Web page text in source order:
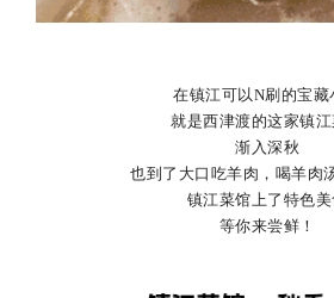
在镇江可以N刷的宝藏
就是西津渡的这家镇
渐入深秋
也到了大口吃羊肉，喝羊肉
镇江菜馆上了特色美
等你来尝鲜！